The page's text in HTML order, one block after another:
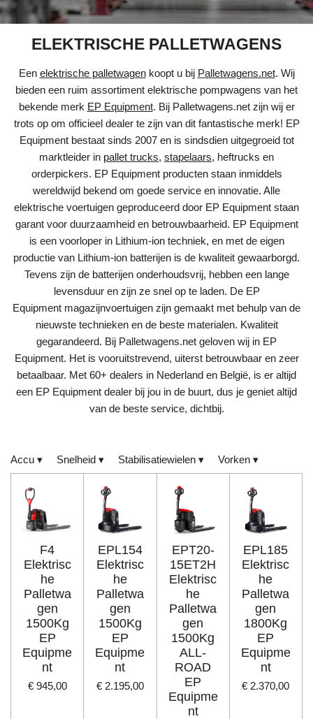
ELEKTRISCHE PALLETWAGENS
Een elektrische palletwagenkoopt u bij Palletwagens.net. Wij
bieden een ruim assortiment elektrische pompwagens van het
bekende merk EP Equipment. Bij Palletwagens.net zijn wij er
trots op om officieel dealer te zijn van dit fantastische merk! EP
Equipment bestaat sinds 2007 en is sindsdien uitgegroeid tot
marktleider in pallet trucks, stapelaars, heftrucks en
orderpickers. EP Equipment producten staan inmiddels
wereldwijd bekend om goede service en innovatie. Alle
elektrische voertuigen geproduceerd door EP Equipment staan
garant voor duurzaamheid en betrouwbaarheid. EP Equipment
is een voorloper in Lithium-ion techniek, en met de eigen
productie van Lithium-ion batterijen is de kwaliteit gewaarborgd.
Tevens zijn de batterijen onderhoudsvrij, hebben een lange
levensduur en zijn ze snel op te laden. De EP
Equipment magazijnvoertuigen zijn gemaakt met behulp van de
nieuwste technieken en de beste materialen. Kwaliteit
gegarandeerd. Bij Palletwagens.net geloven wij in EP
Equipment. Het is vooruitstrevend, uiterst betrouwbaar en zeer
betaalbaar. Met 60+ dealers in Nederland en België, is er altijd
een EP Equipment dealer bij jou in de buurt, dus je geniet altijd
van de beste service, dichtbij.
Accu ▾ Snelheid ▾ Stabilisatiewielen ▾ Vorken ▾
F4
Elektrisc
he
Palletwa
gen
1500Kg
EP
Equipme
nt
€ 945,00
EPL154
Elektrisc
he
Palletwa
gen
1500Kg
EP
Equipme
nt
€ 2.195,00
EPT20-
15ET2H
Elektrisc
he
Palletwa
gen
1500Kg
ALL-
ROAD
EP
Equipme
nt
EPL185
Elektrisc
he
Palletwa
gen
1800Kg
EP
Equipme
nt
€ 2.370,00